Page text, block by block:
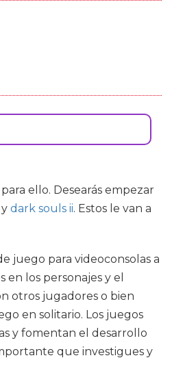
ello. Desearás empezar
y dark souls ii. Estos le van a
juego para videoconsolas a
los personajes y el
otros jugadores o bien
en solitario. Los juegos
y fomentan el desarrollo
que investigues y